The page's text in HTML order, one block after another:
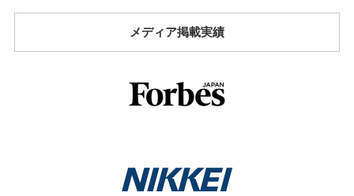
メディア掲載実績